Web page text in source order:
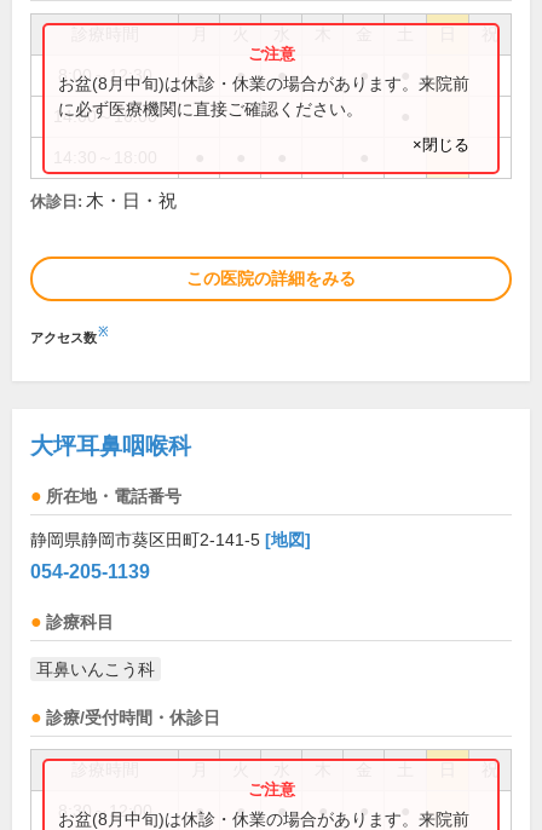
祝
8:00～12:30 ● ● ● ●
14:00～16:00
お盆(8月中旬)は休診・休業の場合があります。来院前
に必ず医療機関に直接ご確認ください。
×閉じる
休診日: 木・日・祝
この医院の詳細をみる
アクセス数※
大坪耳鼻咽喉科
所在地・電話番号
静岡県静岡市葵区田町2-141-5 [地図]
054-205-1139
診療科目
耳鼻いんこう科
診療/受付時間・休診日
祝
8:30～12:00 ● ● ● ● ●
お盆(8月中旬)は休診・休業の場合があります。来院前